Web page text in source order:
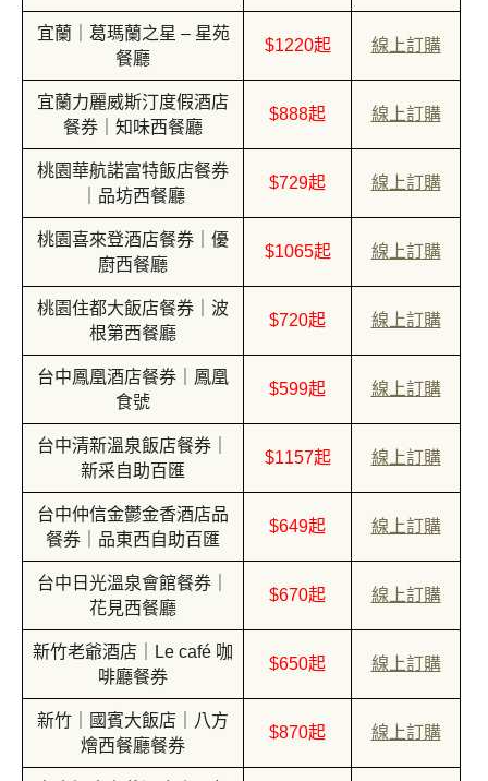
宜蘭｜葛瑪蘭之星 – 星苑
餐廳
$1220起 線上訂購
宜蘭力麗威斯汀度假酒店
餐券｜知味西餐廳
$888起 線上訂購
桃園華航諾富特飯店餐券
｜品坊西餐廳
$729起 線上訂購
桃園喜來登酒店餐券｜優
廚西餐廳
$1065起 線上訂購
桃園住都大飯店餐券｜波
根第西餐廳
$720起 線上訂購
台中鳳凰酒店餐券｜鳳凰
食號
$599起 線上訂購
台中清新溫泉飯店餐券｜
新采自助百匯
$1157起 線上訂購
台中仲信金鬱金香酒店品
餐券｜品東西自助百匯
$649起 線上訂購
台中日光溫泉會館餐券｜
花見西餐廳
$670起 線上訂購
新竹老爺酒店｜Le café 咖
啡廳餐券
$650起 線上訂購
新竹｜國賓大飯店｜八方
燴西餐廳餐券
$870起 線上訂購